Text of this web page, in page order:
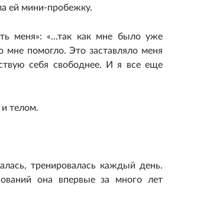
ей мини-пробежку.
меня»: «...так как мне было уже
мне помогло. Это заставляло меня
себя свободнее. И я все еще
и телом.
тренировалась каждый день.
она впервые за много лет